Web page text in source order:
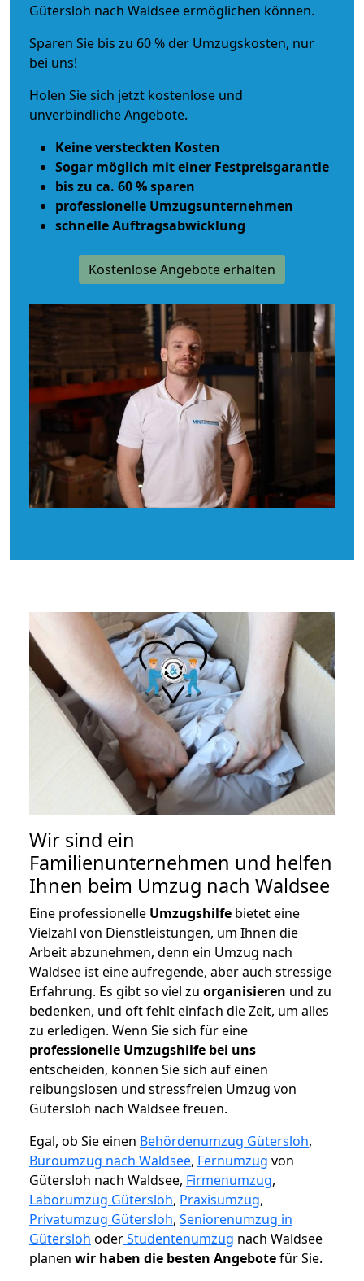
Gütersloh nach Waldsee ermöglichen können.
Sparen Sie bis zu 60 % der Umzugskosten, nur
bei uns!
Holen Sie sich jetzt kostenlose und
unverbindliche Angebote.
Keine versteckten Kosten
Sogar möglich mit einer Festpreisgarantie
bis zu ca. 60 % sparen
professionelle Umzugsunternehmen
schnelle Auftragsabwicklung
Kostenlose Angebote erhalten
Wir sind ein
Familienunternehmen und helfen
Ihnen beim Umzug nach Waldsee
Eine professionelle Umzugshilfe bietet eine
Vielzahl von Dienstleistungen, um Ihnen die
Arbeit abzunehmen, denn ein Umzug nach
Waldsee ist eine aufregende, aber auch stressige
Erfahrung. Es gibt so viel zu organisieren und zu
bedenken, und oft fehlt einfach die Zeit, um alles
zu erledigen. Wenn Sie sich für eine
professionelle Umzugshilfe bei uns
entscheiden, können Sie sich auf einen
reibungslosen und stressfreien Umzug von
Gütersloh nach Waldsee freuen.
Egal, ob Sie einen Behördenumzug Gütersloh,
Büroumzug nach Waldsee, Fernumzug von
Gütersloh nach Waldsee, Firmenumzug,
Laborumzug Gütersloh, Praxisumzug,
Privatumzug Gütersloh, Seniorenumzug in
Gütersloh oderStudentenumzug nach Waldsee
planen wir haben die besten Angebotefür Sie.